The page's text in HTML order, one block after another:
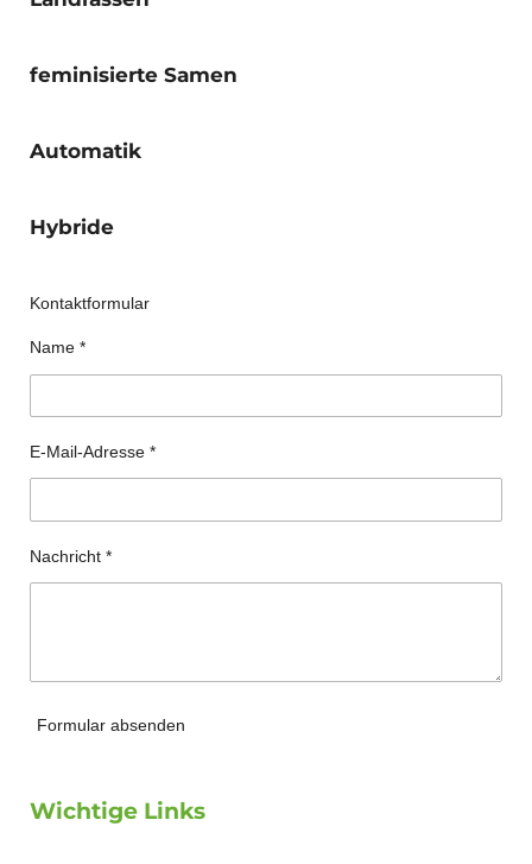
feminisierte Samen
Automatik
Hybride
Kontaktformular
Name *
E-Mail-Adresse *
Nachricht *
Formular absenden
Wichtige Links